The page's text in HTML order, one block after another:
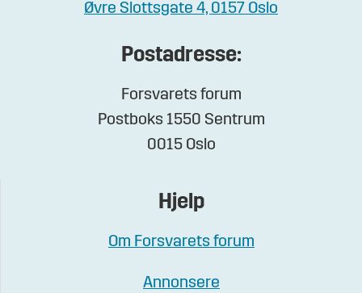
Øvre Slottsgate 4, 0157 Oslo
Postadresse:
Forsvarets forum
Postboks 1550 Sentrum
0015 Oslo
Hjelp
Om Forsvarets forum
Annonsere